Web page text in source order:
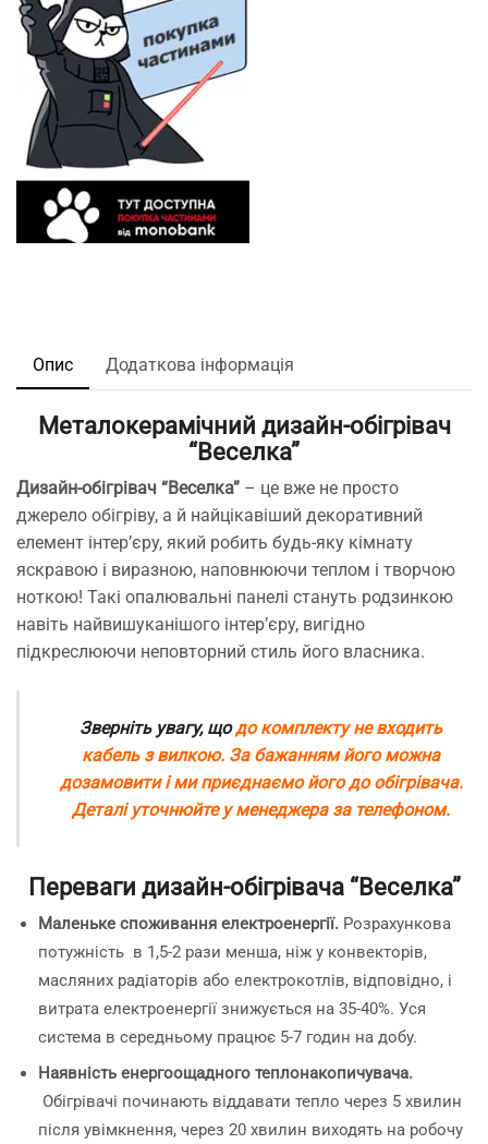
Опис Додаткова інформація
Металокерамічний дизайн-обігрівач
“Веселка”
Дизайн-обігрівач “Веселка” – це вже не просто
джерело обігріву, а й найцікавіший декоративний
елемент інтер’єру, який робить будь-яку кімнату
яскравою і виразною, наповнюючи теплом і творчою
ноткою! Такі опалювальні панелі стануть родзинкою
навіть найвишуканішого інтер’єру, вигідно
підкреслюючи неповторний стиль його власника.
Зверніть увагу, щодо комплекту не входить
кабель з вилкою. За бажанням його можна
дозамовити і ми приєднаємо його до обігрівача.
Деталі уточнюйте у менеджера за телефоном.
Переваги дизайн-обігрівача “Веселка”
Маленьке споживання електроенергії. Розрахункова
потужність в 1,5-2 рази менша, ніж у конвекторів,
масляних радіаторів або електрокотлів, відповідно, і
витрата електроенергії знижується на 35-40%. Уся
система в середньому працює 5-7 годин на добу.
Наявність енергоощадного теплонакопичувача.
Обігрівачі починають віддавати тепло через 5 хвилин
після увімкнення, через 20 хвилин виходять на робочу